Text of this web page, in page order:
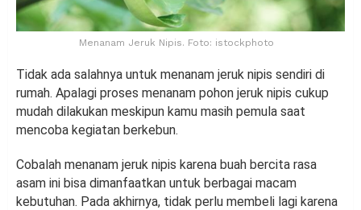
Menanam Jeruk Nipis. Foto: istockphoto
Tidak ada salahnya untuk menanam jeruk nipis sendiri di
rumah. Apalagi proses menanam pohon jeruk nipis cukup
mudah dilakukan meskipun kamu masih pemula saat
mencoba kegiatan berkebun.
Cobalah menanam jeruk nipis karena buah bercita rasa
asam ini bisa dimanfaatkan untuk berbagai macam
kebutuhan. Pada akhirnya, tidak perlu membeli lagi karena